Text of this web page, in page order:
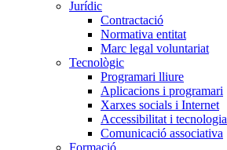
Jurídic
Contractació
Normativa entitat
Marc legal voluntariat
Tecnològic
Programari lliure
Aplicacions i programari
Xarxes socials i Internet
Accessibilitat i tecnologia
Comunicació associativa
Formació